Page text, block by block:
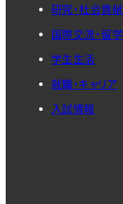
研究・社会貢献
国際交流・留学
学生生活
就職・キャリア
入試情報